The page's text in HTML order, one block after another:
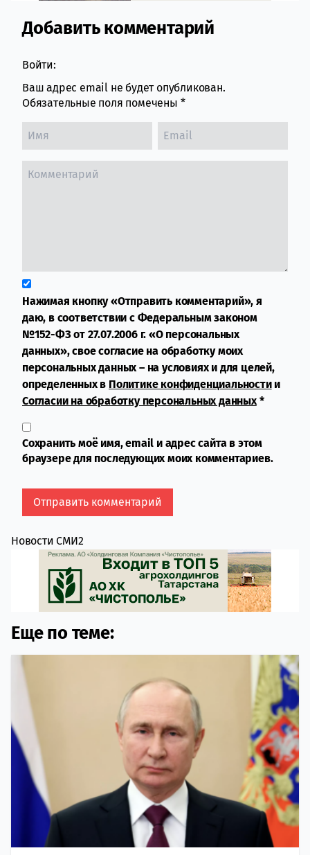
Comment section
Добавить комментарий
Войти:
Ваш адрес email не будет опубликован.
Обязательные поля помечены *
Нажимая кнопку «Отправить комментарий», я
даю, в соответствии с Федеральным законом
№152-ФЗ от 27.07.2006 г. «О персональных
данных», свое согласие на обработку моих
персональных данных – на условиях и для целей,
определенных в Политике конфиденциальностии
Согласии на обработку персональных данных*
Сохранить моё имя, email и адрес сайта в этом
браузере для последующих моих комментариев.
Новости СМИ2
Еще по теме: